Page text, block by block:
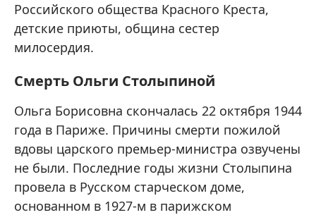
Российского общества Красного Креста,
детские приюты, община сестер
милосердия.
Смерть Ольги Столыпиной
Ольга Борисовна скончалась 22 октября 1944
года в Париже. Причины смерти пожилой
вдовы царского премьер-министра озвучены
не были. Последние годы жизни Столыпина
провела в Русском старческом доме,
основанном в 1927-м в парижском